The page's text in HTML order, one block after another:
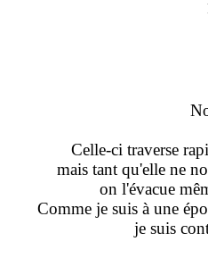
Celle-ci traverse
mais tant qu'elle ne
on l'évacue
Comme je suis à une
je suis